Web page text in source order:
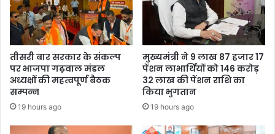
तीसरी बार सरकार के संकल्प
पर भाजपा गढ़वाल मंडल
अध्यक्षों की महत्वपूर्ण बैठक
सम्पन्न
19 hours ago
मुख्यमंत्री ने 9 लाख 87 हजार 17
पेंशन लाभार्थियों को 146 करोड़
32 लाख की पेंशन राशि का
किया भुगतान
19 hours ago